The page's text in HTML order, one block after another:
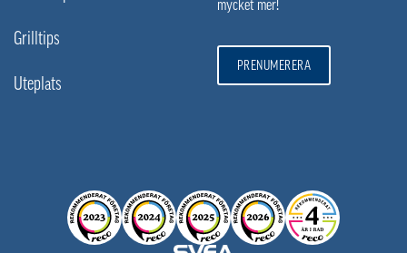
Grilltips
Uteplats
mycket mer!
PRENUMERERA